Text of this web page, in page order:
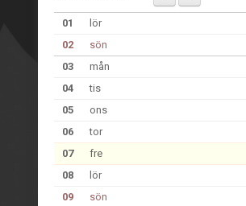
01
lör
02
sön
03
mån
04
tis
05
ons
06
tor
07
fre
08
lör
09
sön